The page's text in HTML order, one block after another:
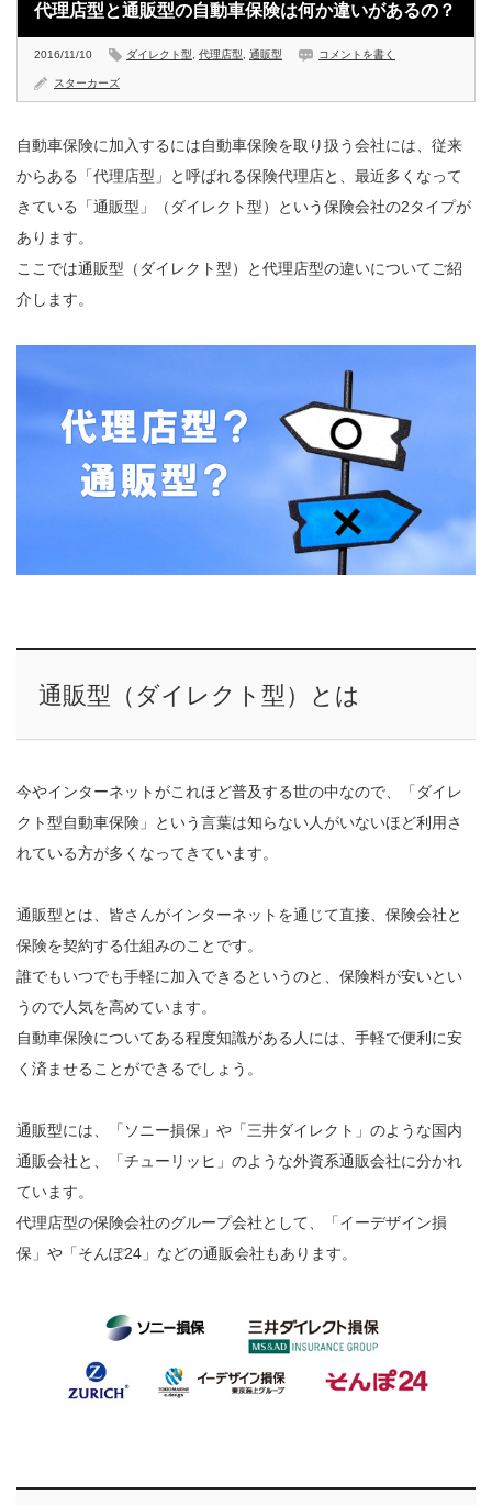
代理店型と通販型の自動車保険は何か違いがあるの？
2016/11/10 ダイレクト型 代理店型 通販型 コメントを書く
スターカーズ
自動車保険に加入するには自動車保険を取り扱う会社には、従来
からある「代理店型」と呼ばれる保険代理店と、最近多くなって
きている「通販型」（ダイレクト型）という保険会社の2タイプが
あります。
ここでは通販型（ダイレクト型）と代理店型の違いについてご紹
介します。
通販型（ダイレクト型）とは
今やインターネットがこれほど普及する世の中なので、「ダイレ
クト型自動車保険」という言葉は知らない人がいないほど利用さ
れている方が多くなってきています。
通販型とは、皆さんがインターネットを通じて直接、保険会社と
保険を契約する仕組みのことです。
誰でもいつでも手軽に加入できるというのと、保険料が安いとい
うので人気を高めています。
自動車保険についてある程度知識がある人には、手軽で便利に安
く済ませることができるでしょう。
通販型には、「ソニー損保」や「三井ダイレクト」のような国内
通販会社と、「チューリッヒ」のような外資系通販会社に分かれ
ています。
代理店型の保険会社のグループ会社として、「イーデザイン損
保」や「そんぽ24」などの通販会社もあります。